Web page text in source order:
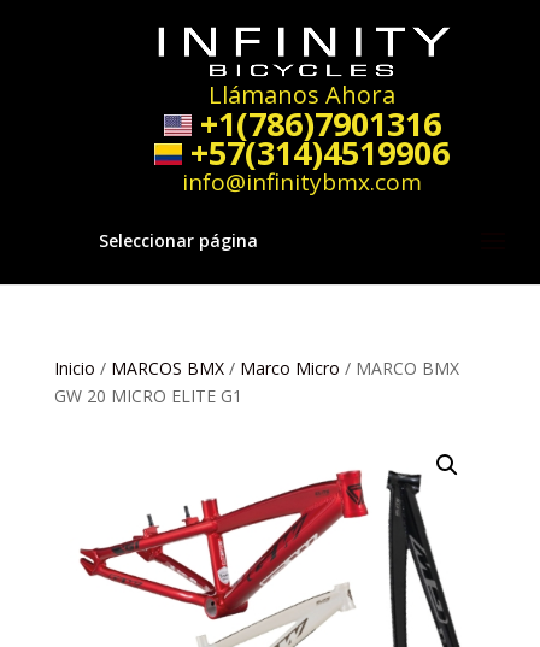
Llámanos Ahora
+1(786)7901316
+57(314)4519906
info@infinitybmx.com
Seleccionar página
Inicio / MARCOS BMX/ Marco Micro / MARCO BMX
GW 20 MICRO ELITE G1